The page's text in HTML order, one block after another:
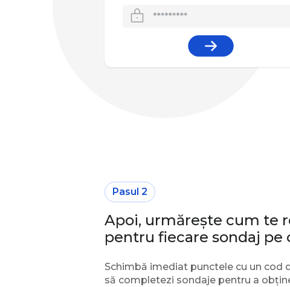
Pasul 2
Apoi, urmărește cum te
pentru fiecare sondaj pe
Schimbă imediat punctele cu un cod
să completezi sondaje pentru a